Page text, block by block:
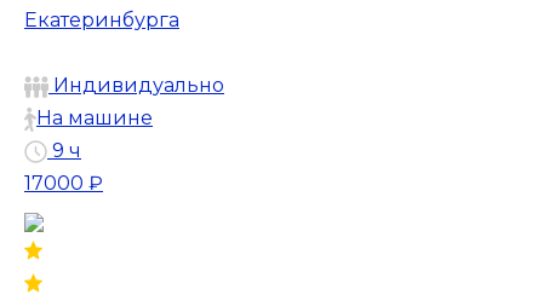
Екатеринбурга
Индивидуально
На машине
9 ч
17000 ₽